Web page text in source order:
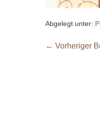
Abgelegt unter:
← Vorheriger